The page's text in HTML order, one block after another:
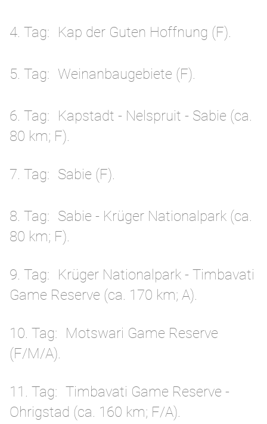
4. Tag Kap der Guten Hoffnung (F).
5. Tag Weinanbaugebiete (F).
6. Tag
Kapstadt - Nelspruit - Sabie (ca.
80 km; F).
7. Tag Sabie (F).
8. Tag
Sabie - Krüger Nationalpark (ca.
80 km; F).
9. Tag
Krüger Nationalpark - Timbavati
Game Reserve (ca. 170 km; A).
10. Tag
Motswari Game Reserve
(F/M/A).
11. Tag
Timbavati Game Reserve -
Ohrigstad (ca. 160 km; F/A).